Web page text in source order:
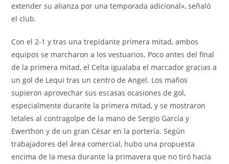
extender su alianza por una temporada adicional», señaló
el club.
Con el 2-1 y tras una trepidante primera mitad, ambos
equipos se marcharon a los vestuarios. Poco antes del final
de la primera mitad, el Celta igualaba el marcador gracias a
un gol de Lequi tras un centro de Angel. Los maños
supieron aprovechar sus escasas ocasiones de gol,
especialmente durante la primera mitad, y se mostraron
letales al contragolpe de la mano de Sergio García y
Ewerthon y de un gran César en la portería. Según
trabajadores del área comercial, hubo una propuesta
encima de la mesa durante la primavera que no tiró hacia